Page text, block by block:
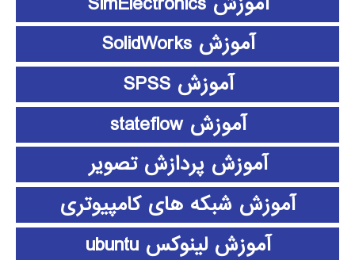
آموزش SolidWorks
آموزش SPSS
آموزش stateflow
آموزش پردازش تصویر
آموزش شبکه های کامپیوتری
آموزش لینوکس ubuntu